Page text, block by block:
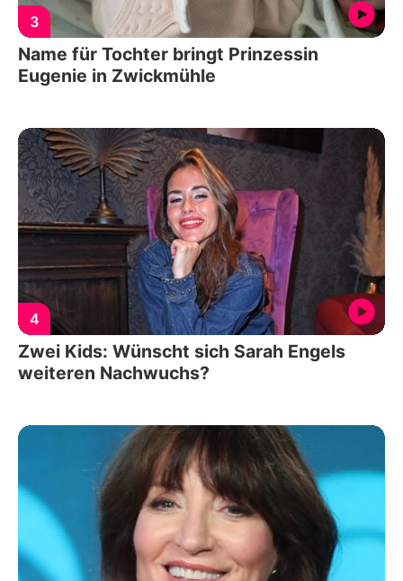
3
Name für Tochter bringt Prinzessin
Eugenie in Zwickmühle
4
Zwei Kids: Wünscht sich Sarah Engels
weiteren Nachwuchs?